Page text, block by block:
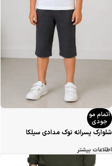
اتمام مو
جودی
شلوارک پسرانه نوک مدادی سیلکا
اطلاعات بیشتر